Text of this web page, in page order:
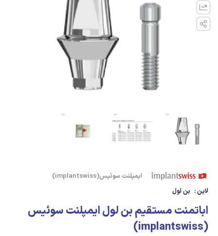
ایمپلنت سوئیس(implantswiss)
لاین : بن لول
اباتمنت مستقیم بن لول ایمپلنت سوئیس
(implantswiss)